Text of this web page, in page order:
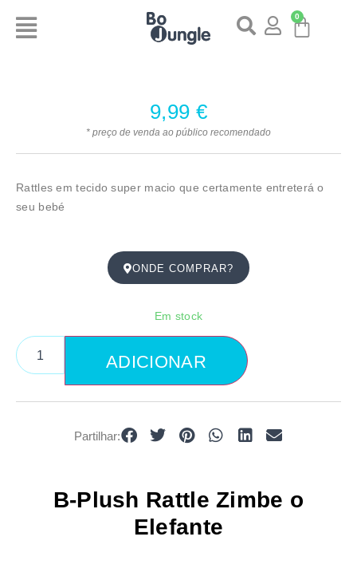
0
B-Plush Rattle Zimbe o
Elefante
9,99 €
* preço de venda ao público recomendado
Rattles em tecido super macio que certamente entreterá o
seu bebé
ONDE COMPRAR?
Em stock
ADICIONAR
Partilhar: